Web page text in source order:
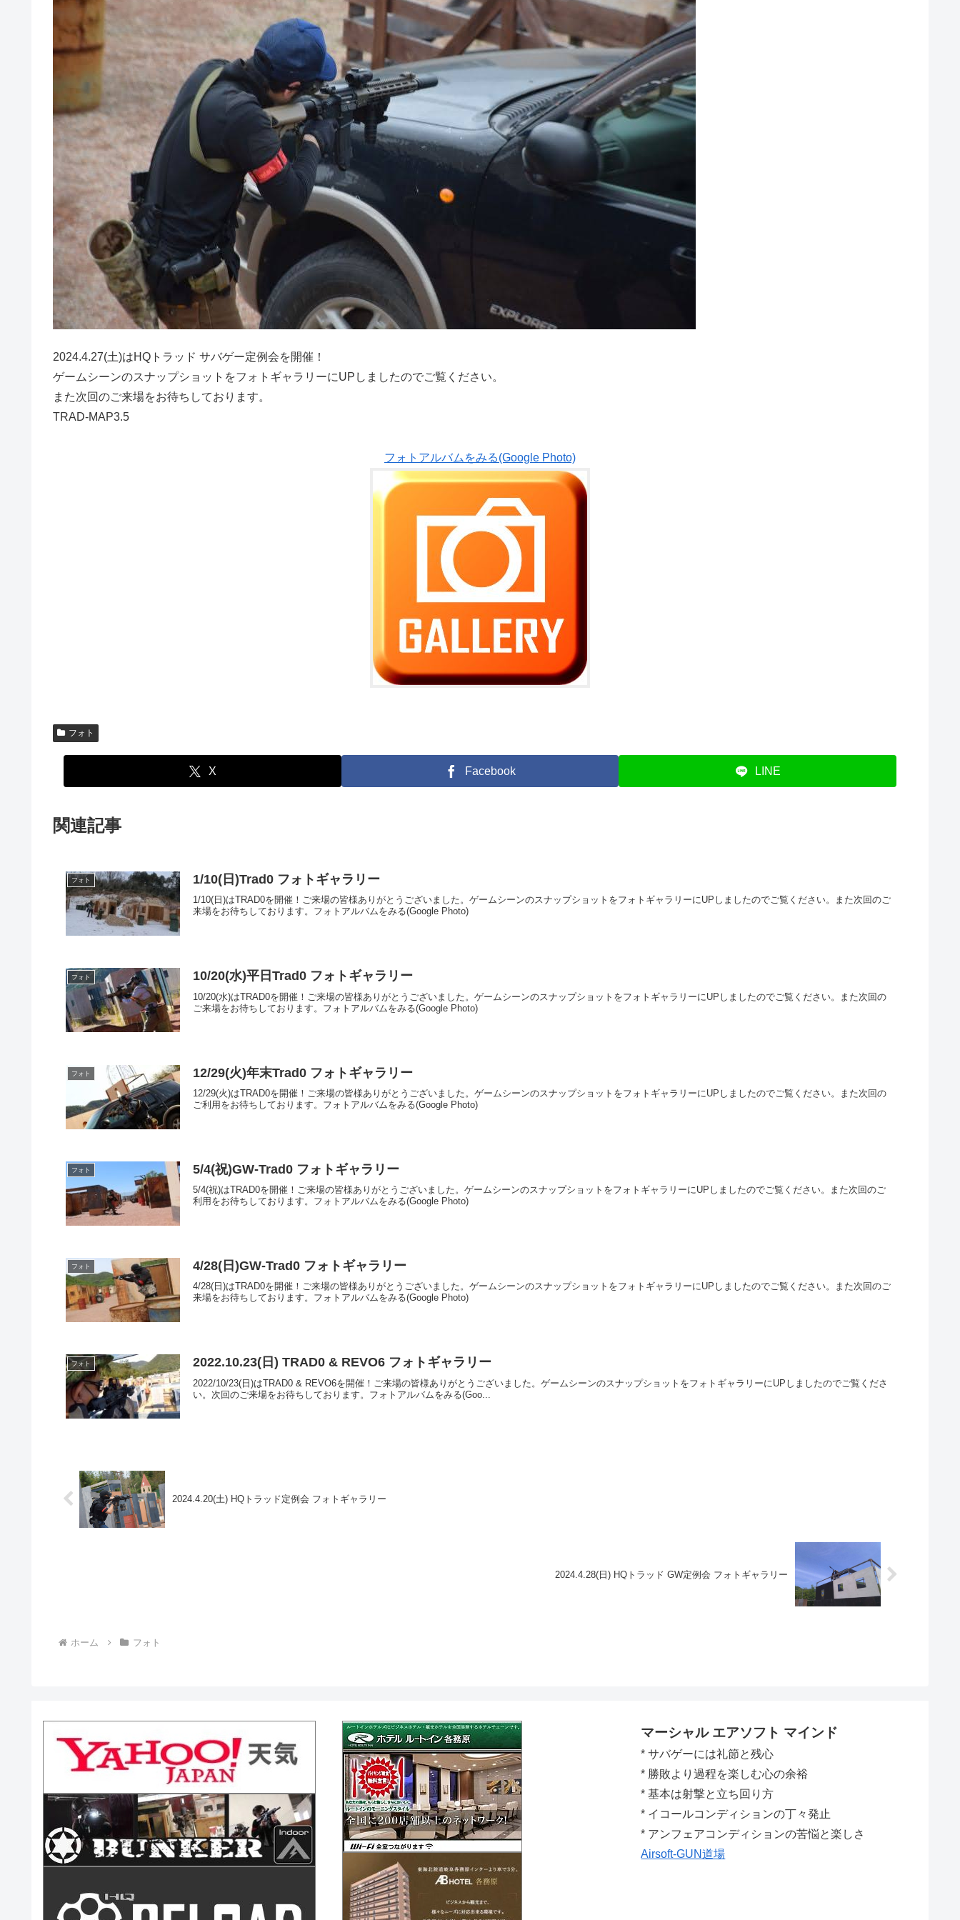
2024.4.27(土)はHQトラッド サバゲー定例会を開催！
ゲームシーンのスナップショットをフォトギャラリーにUPしましたのでご覧ください。
また次回のご来場をお待ちしております。
TRAD-MAP3.5
フォトアルバムをみる(Google Photo)
フォト
X Facebook LINE
関連記事
フォト 1/10(日)Trad0 フォトギャラリー
1/10(日)はTRAD0を開催！ご来場の皆様ありがとうございました。ゲームシーンのスナップショットをフォトギャラリーにUPしましたのでご覧ください。また次回のご
来場をお待ちしております。フォトアルバムをみる(Google Photo)
フォト 10/20(水)平日Trad0 フォトギャラリー
10/20(水)はTRAD0を開催！ご来場の皆様ありがとうございました。ゲームシーンのスナップショットをフォトギャラリーにUPしましたのでご覧ください。また次回の
ご来場をお待ちしております。フォトアルバムをみる(Google Photo)
フォト 12/29(火)年末Trad0 フォトギャラリー
12/29(火)はTRAD0を開催！ご来場の皆様ありがとうございました。ゲームシーンのスナップショットをフォトギャラリーにUPしましたのでご覧ください。また次回の
ご利用をお待ちしております。フォトアルバムをみる(Google Photo)
フォト 5/4(祝)GW-Trad0 フォトギャラリー
5/4(祝)はTRAD0を開催！ご来場の皆様ありがとうございました。ゲームシーンのスナップショットをフォトギャラリーにUPしましたのでご覧ください。また次回のご
利用をお待ちしております。フォトアルバムをみる(Google Photo)
フォト 4/28(日)GW-Trad0 フォトギャラリー
4/28(日)はTRAD0を開催！ご来場の皆様ありがとうございました。ゲームシーンのスナップショットをフォトギャラリーにUPしましたのでご覧ください。また次回のご
来場をお待ちしております。フォトアルバムをみる(Google Photo)
フォト 2022.10.23(日) TRAD0 & REVO6 フォトギャラリー
2022/10/23(日)はTRAD0 & REVO6を開催！ご来場の皆様ありがとうございました。ゲームシーンのスナップショットをフォトギャラリーにUPしましたのでご覧くださ
い。次回のご来場をお待ちしております。フォトアルバムをみる(Goo...
2024.4.20(土) HQトラッド定例会 フォトギャラリー
2024.4.28(日) HQトラッド GW定例会 フォトギャラリー
ホーム フォト
マーシャル エアソフト マインド
* サバゲーには礼節と残心
* 勝敗より過程を楽しむ心の余裕
* 基本は射撃と立ち回り方
* イコールコンディションの丁々発止
* アンフェアコンディションの苦悩と楽しさ
Airsoft-GUN道場